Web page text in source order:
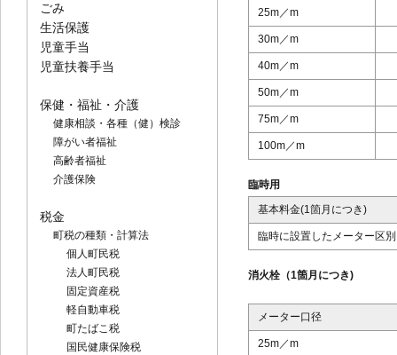
25m／m
30m／m
40m／m
50m／m
75m／m
100m／m
臨時用
基本料金(1箇月につき)
臨時に設置したメーター区
消火栓（1箇月につき)
メーター口径
25m／m
ごみ
生活保護
児童手当
児童扶養手当
保健・福祉・介護
健康相談・各種（健）検診
障がい者福祉
高齢者福祉
介護保険
税金
町税の種類・計算法
個人町民税
法人町民税
固定資産税
軽自動車税
町たばこ税
国民健康保険税